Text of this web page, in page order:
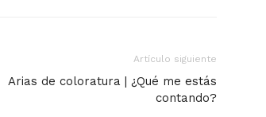
Artículo siguiente
Arias de coloratura | ¿Qué me estás
contando?